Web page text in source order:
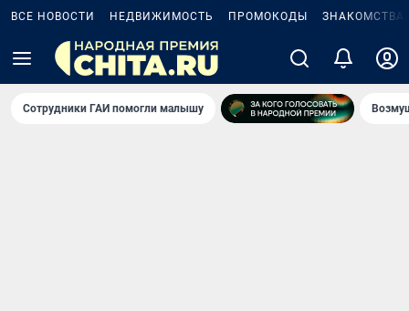
ВСЕ НОВОСТИ НЕДВИЖИМОСТЬ ПРОМОКОДЫ ЗНАКОМСТВА
Сотрудники ГАИ помогли малышу